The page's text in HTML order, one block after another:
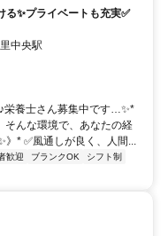
る✨プライベートも充実✅️
中央駅
栄養士さん募集中です…✨*
そんな環境で、あなたの経
》* ✅️風通しが良く、人間...
歓迎 ブランクOK
シフト制